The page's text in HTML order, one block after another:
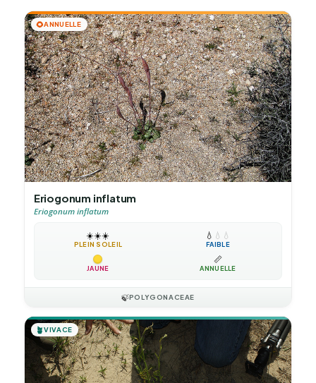
🌻ANNUELLE
Eriogonum inflatum
Eriogonum inflatum
☀️☀️☀️
PLEIN SOLEIL
💧 💧 💧
FAIBLE
JAUNE
📏
ANNUELLE
🍃POLYGONACEAE
🪴VIVACE